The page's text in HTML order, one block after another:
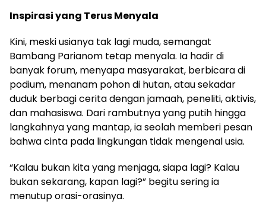
Inspirasi yang Terus Menyala
Kini, meski usianya tak lagi muda, semangat
Bambang Parianom tetap menyala. Ia hadir di
banyak forum, menyapa masyarakat, berbicara di
podium, menanam pohon di hutan, atau sekadar
duduk berbagi cerita dengan jamaah, peneliti, aktivis,
dan mahasiswa. Dari rambutnya yang putih hingga
langkahnya yang mantap, ia seolah memberi pesan
bahwa cinta pada lingkungan tidak mengenal usia.
“Kalau bukan kita yang menjaga, siapa lagi? Kalau
bukan sekarang, kapan lagi?” begitu sering ia
menutup orasi-orasinya.